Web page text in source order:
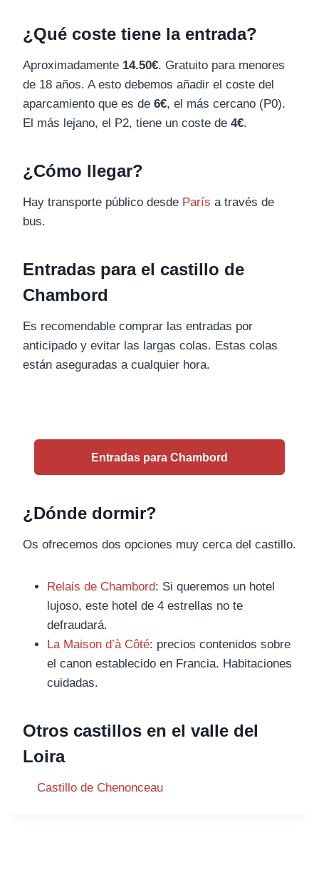
¿Qué coste tiene la entrada?
Aproximadamente 14.50€. Gratuito para menores
de 18 años. A esto debemos añadir el coste del
aparcamiento que es de 6€, el más cercano (P0).
El más lejano, el P2, tiene un coste de 4€.
¿Cómo llegar?
Hay transporte público desde París a través de
bus.
Entradas para el castillo de
Chambord
Es recomendable comprar las entradas por
anticipado y evitar las largas colas. Estas colas
están aseguradas a cualquier hora.
Entradas para Chambord
¿Dónde dormir?
Os ofrecemos dos opciones muy cerca del castillo.
Relais de Chambord: Si queremos un hotel
lujoso, este hotel de 4 estrellas no te
defraudará.
La Maison d’à Côté: precios contenidos sobre
el canon establecido en Francia. Habitaciones
cuidadas.
Otros castillos en el valle del
Loira
Castillo de Chenonceau